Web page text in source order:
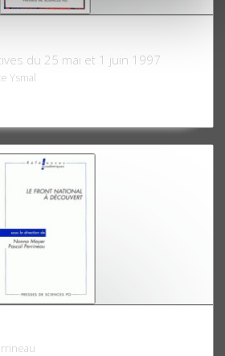
du 25 mai et 1 juin 1997
Ysmal